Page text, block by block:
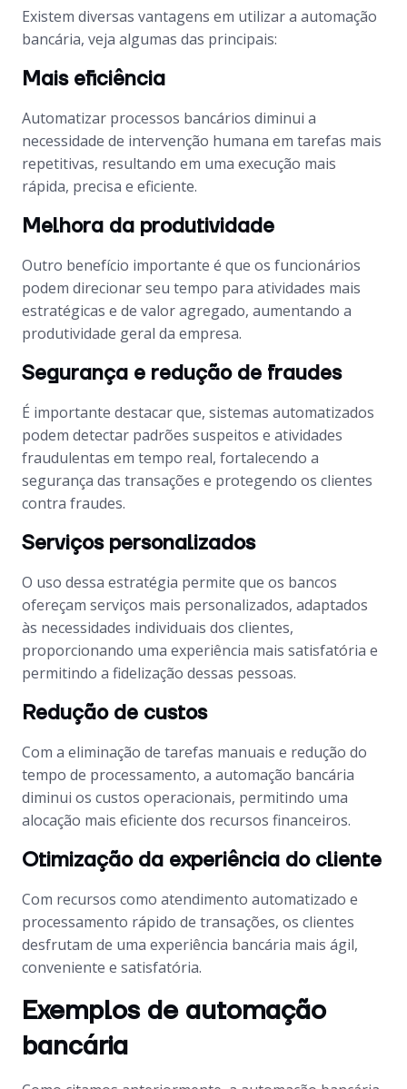
Existem diversas vantagens em utilizar a automação
bancária, veja algumas das principais:
Mais eficiência
Automatizar processos bancários diminui a
necessidade de intervenção humana em tarefas mais
repetitivas, resultando em uma execução mais
rápida, precisa e eficiente.
Melhora da produtividade
Outro benefício importante é que os funcionários
podem direcionar seu tempo para atividades mais
estratégicas e de valor agregado, aumentando a
produtividade geral da empresa.
Segurança e redução de fraudes
É importante destacar que, sistemas automatizados
podem detectar padrões suspeitos e atividades
fraudulentas em tempo real, fortalecendo a
segurança das transações e protegendo os clientes
contra fraudes.
Serviços personalizados
O uso dessa estratégia permite que os bancos
ofereçam serviços mais personalizados, adaptados
às necessidades individuais dos clientes,
proporcionando uma experiência mais satisfatória e
permitindo a fidelização dessas pessoas.
Redução de custos
Com a eliminação de tarefas manuais e redução do
tempo de processamento, a automação bancária
diminui os custos operacionais, permitindo uma
alocação mais eficiente dos recursos financeiros.
Otimização da experiência do cliente
Com recursos como atendimento automatizado e
processamento rápido de transações, os clientes
desfrutam de uma experiência bancária mais ágil,
conveniente e satisfatória.
Exemplos de automação
bancária